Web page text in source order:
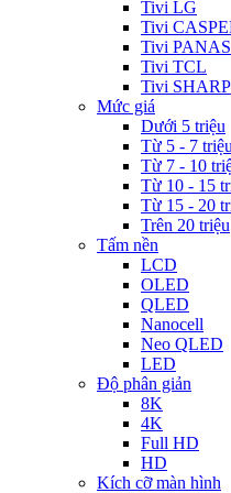
Tivi LG
Tivi
Tivi
Tivi TCL
Tivi SHARP
Mức giá
Dưới 5 triệu
Từ 5 - 7 triệu
Từ 7 - 10
Từ 10 - 15
Từ 15 - 20
Trên 20 triệu
Tấm nền
LCD
OLED
QLED
Nanocell
Neo QLED
LED
Độ phân giản
8K
4K
Full HD
HD
Kích cỡ màn hình